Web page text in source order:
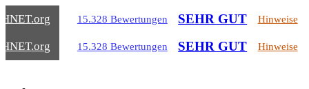
.org 15.328 Bewertungen SEHR GUT Hinweise
.org 15.328 Bewertungen SEHR GUT Hinweise